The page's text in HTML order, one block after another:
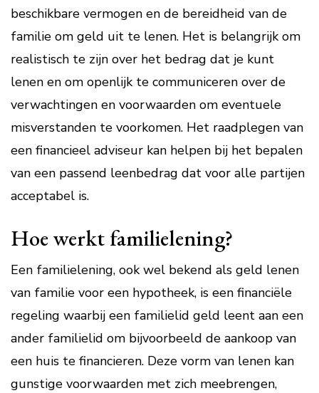
beschikbare vermogen en de bereidheid van de
familie om geld uit te lenen. Het is belangrijk om
realistisch te zijn over het bedrag dat je kunt
lenen en om openlijk te communiceren over de
verwachtingen en voorwaarden om eventuele
misverstanden te voorkomen. Het raadplegen van
een financieel adviseur kan helpen bij het bepalen
van een passend leenbedrag dat voor alle partijen
acceptabel is.
Hoe werkt familielening?
Een familielening, ook wel bekend als geld lenen
van familie voor een hypotheek, is een financiële
regeling waarbij een familielid geld leent aan een
ander familielid om bijvoorbeeld de aankoop van
een huis te financieren. Deze vorm van lenen kan
gunstige voorwaarden met zich meebrengen,